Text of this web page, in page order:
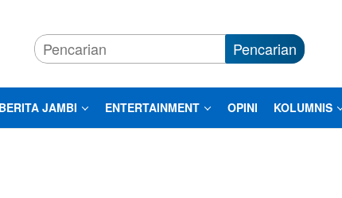
Pencarian
BERITA JAMBI ENTERTAINMENT OPINI KOLUMNIS